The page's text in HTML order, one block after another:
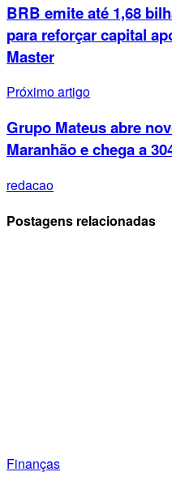
BRB emite até 1,68
para reforçar capital
Master
Próximo artigo
Grupo Mateus abre
Maranhão e chega a
redacao
Postagens relacionadas
Finanças